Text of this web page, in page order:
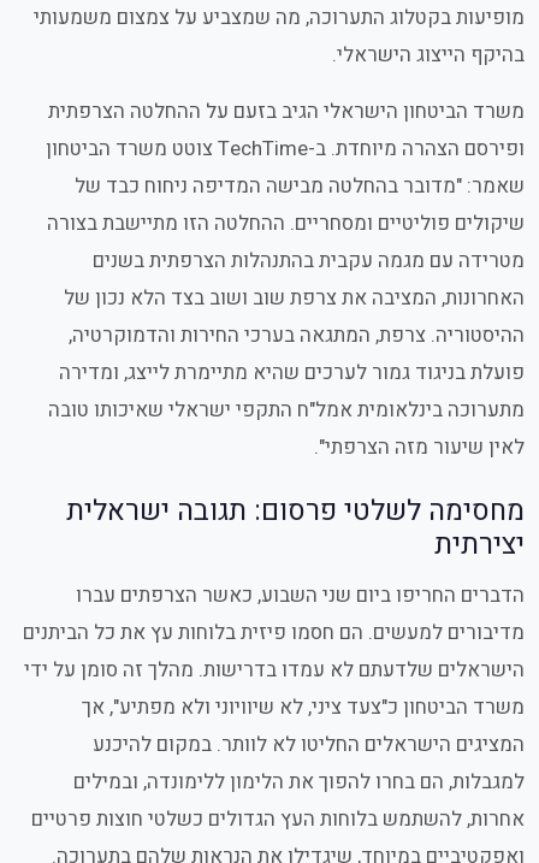
מופיעות בקטלוג התערוכה, מה שמצביע על צמצום משמעותי
בהיקף הייצוג הישראלי.
משרד הביטחון הישראלי הגיב בזעם על ההחלטה הצרפתית
ופירסם הצהרה מיוחדת. ב-TechTime צוטט משרד הביטחון
שאמר: מדובר בהחלטה מבישה המדיפה ניחוח כבד של
שיקולים פוליטיים ומסחריים. ההחלטה הזו מתיישבת בצורה
מטרידה עם מגמה עקבית בהתנהלות הצרפתית בשנים
האחרונות, המציבה את צרפת שוב ושוב בצד הלא נכון של
ההיסטוריה. צרפת, המתגאה בערכי החירות והדמוקרטיה,
פועלת בניגוד גמור לערכים שהיא מתיימרת לייצג, ומדירה
מתערוכה בינלאומית אמל"ח התקפי ישראלי שאיכותו טובה
לאין שיעור מזה הצרפתי .
מחסימה לשלטי פרסום: תגובה ישראלית
יצירתית
הדברים החריפו ביום שני השבוע, כאשר הצרפתים עברו
מדיבורים למעשים. הם חסמו פיזית בלוחות עץ את כל הביתנים
הישראלים שלדעתם לא עמדו בדרישות. מהלך זה סומן על ידי
משרד הביטחון כ"צעד ציני, לא שיוויוני ולא מפתיע", אך
המציגים הישראלים החליטו לא לוותר. במקום להיכנע
למגבלות, הם בחרו להפוך את הלימון ללימונדה, ובמילים
אחרות, להשתמש בלוחות העץ הגדולים כשלטי חוצות פרטיים
ואפקטיביים במיוחד, שיגדילו את הנראות שלהם בתערוכה.